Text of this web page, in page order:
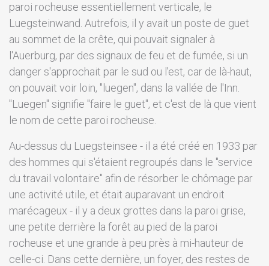
paroi rocheuse essentiellement verticale, le
Luegsteinwand. Autrefois, il y avait un poste de guet
au sommet de la crête, qui pouvait signaler à
l'Auerburg, par des signaux de feu et de fumée, si un
danger s'approchait par le sud ou l'est, car de là-haut,
on pouvait voir loin, "luegen", dans la vallée de l'Inn.
"Luegen" signifie "faire le guet", et c'est de là que vient
le nom de cette paroi rocheuse.
Au-dessus du Luegsteinsee - il a été créé en 1933 par
des hommes qui s'étaient regroupés dans le "service
du travail volontaire" afin de résorber le chômage par
une activité utile, et était auparavant un endroit
marécageux - il y a deux grottes dans la paroi grise,
une petite derrière la forêt au pied de la paroi
rocheuse et une grande à peu près à mi-hauteur de
celle-ci. Dans cette dernière, un foyer, des restes de